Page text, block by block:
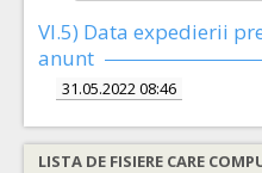
VI.5) Data expedierii
anunt
31.05.2022 08:46